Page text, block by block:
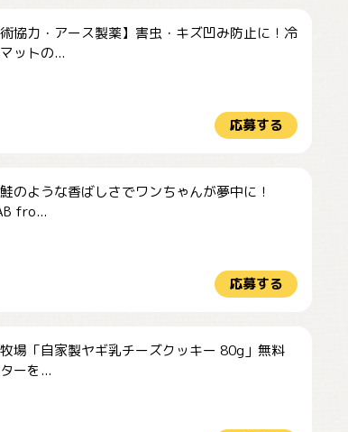
術協力・アース製薬】害虫・キズ凹み防止に！冷
ットの...
応募する
のような香ばしさでワンちゃんが夢中に！
fro...
応募する
場「自家製ヤギ乳チーズクッキー 80g」無料
ーを...